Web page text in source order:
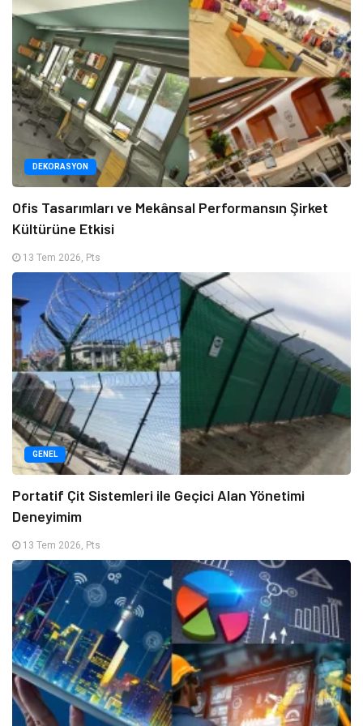
DEKORASYON
Ofis Tasarımları ve Mekânsal Performansın Şirket
Kültürüne Etkisi
13 Tem 2026, Pts
GENEL
Portatif Çit Sistemleri ile Geçici Alan Yönetimi
Deneyimim
13 Tem 2026, Pts